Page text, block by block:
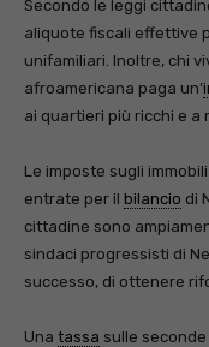
Secondo le leggi
aliquote fiscali effettive
unifamiliari. Inoltre, chi
afroamericana paga un’
ai quartieri più ricchi e a
Le imposte sugli
entrate per il bilancio di
cittadine sono
sindaci progressisti di
successo, di ottenere
Una tassa sulle